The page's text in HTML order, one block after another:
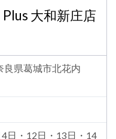
大和新庄店
良県葛城市北花内
日・12日・13日・14